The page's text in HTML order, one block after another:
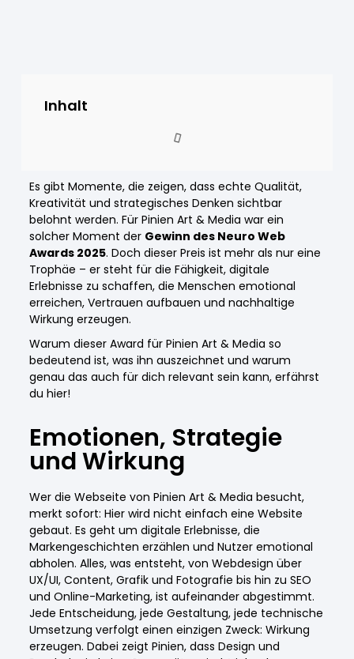
Inhalt
Es gibt Momente, die zeigen, dass echte Qualität,
Kreativität und strategisches Denken sichtbar
belohnt werden. Für Pinien Art & Media war ein
solcher Moment der Gewinn des Neuro Web
Awards 2025. Doch dieser Preis ist mehr als nur eine
Trophäe – er steht für die Fähigkeit, digitale
Erlebnisse zu schaffen, die Menschen emotional
erreichen, Vertrauen aufbauen und nachhaltige
Wirkung erzeugen.
Warum dieser Award für Pinien Art & Media so
bedeutend ist, was ihn auszeichnet und warum
genau das auch für dich relevant sein kann, erfährst
du hier!
Emotionen, Strategie
und Wirkung
Wer die Webseite von Pinien Art & Media besucht,
merkt sofort: Hier wird nicht einfach eine Website
gebaut. Es geht um digitale Erlebnisse, die
Markengeschichten erzählen und Nutzer emotional
abholen. Alles, was entsteht, von Webdesign über
UX/UI, Content, Grafik und Fotografie bis hin zu SEO
und Online-Marketing, ist aufeinander abgestimmt.
Jede Entscheidung, jede Gestaltung, jede technische
Umsetzung verfolgt einen einzigen Zweck: Wirkung
erzeugen. Dabei zeigt Pinien, dass Design und